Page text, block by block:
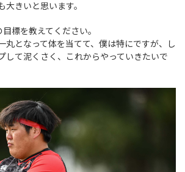
きいと思います。
標を教えてください。
となって体を当てて、僕は特にですが、し
して泥くさく、これからやっていきたいで